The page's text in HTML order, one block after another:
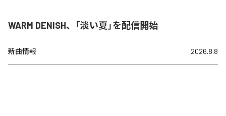
WARM DENISH、「淡い夏」を配信開始
新曲情報 2026.8.8